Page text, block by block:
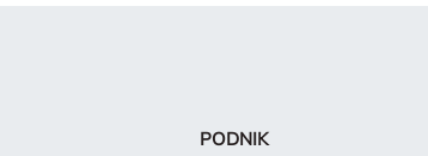
PODNIK